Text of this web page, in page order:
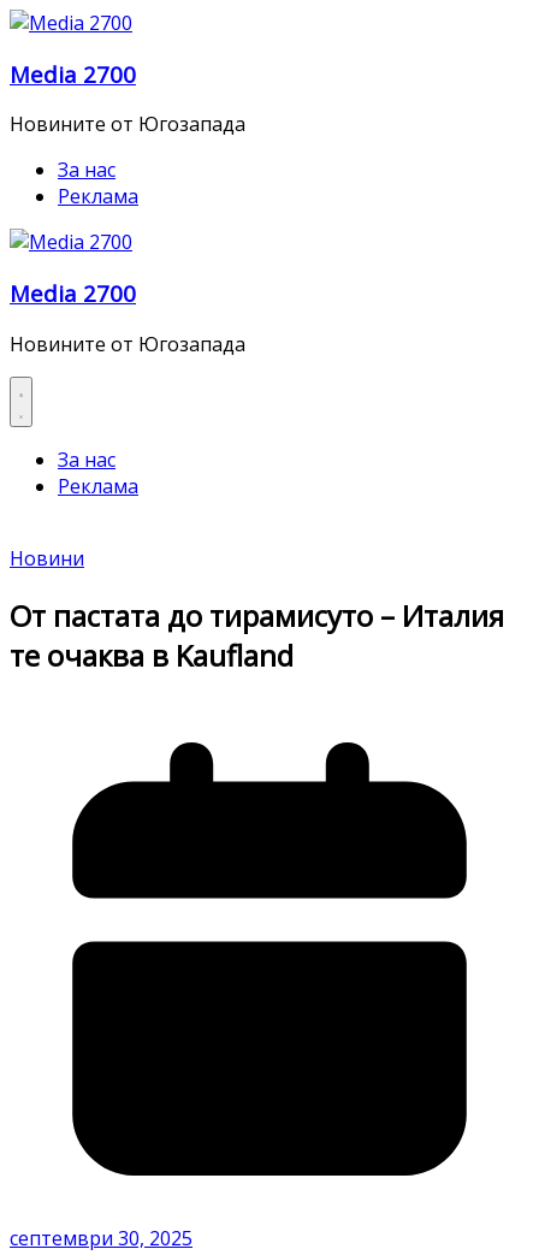
Skip
content
Media 2700
Новините от Югозапада
За нас
Реклама
Media 2700
Новините от Югозапада
За нас
Реклама
Новини
От пастата до тирамисуто – Италия
те очаква в Kaufland
септември 30, 2025